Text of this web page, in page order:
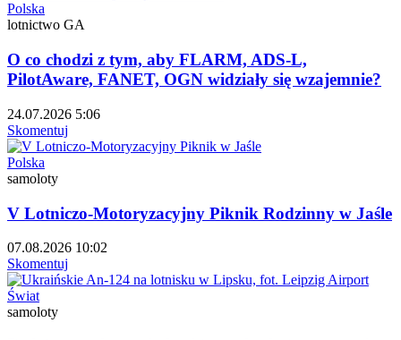
Polska
lotnictwo GA
O co chodzi z tym, aby FLARM, ADS-L,
PilotAware, FANET, OGN widziały się wzajemnie?
24.07.2026 5:06
Skomentuj
Polska
samoloty
V Lotniczo-Motoryzacyjny Piknik Rodzinny w Jaśle
07.08.2026 10:02
Skomentuj
Świat
samoloty